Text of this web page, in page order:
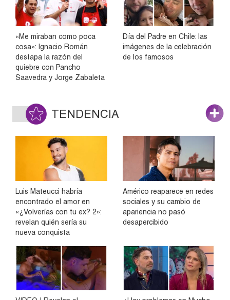
«Me miraban como poca
cosa»: Ignacio Román
destapa la razón del
quiebre con Pancho
Saavedra y Jorge Zabaleta
Día del Padre en Chile: las
imágenes de la celebración
de los famosos
TENDENCIA
Luis Mateucci habría
encontrado el amor en
«¿Volverías con tu ex? 2»:
revelan quién sería su
nueva conquista
Américo reaparece en redes
sociales y su cambio de
apariencia no pasó
desapercibido